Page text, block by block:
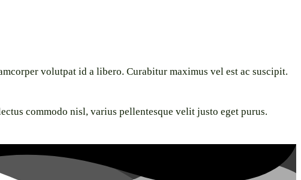
volutpat id a libero. Curabitur maximus vel est ac suscipit.
commodo nisl, varius pellentesque velit justo eget purus.